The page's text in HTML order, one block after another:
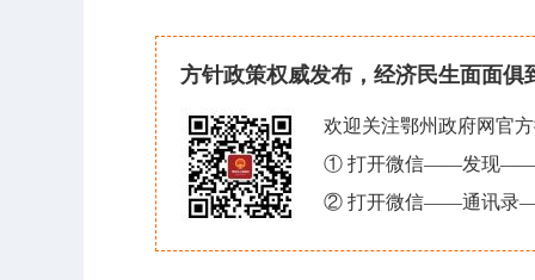
方针政策权威发布，经济民生面面俱
欢迎关注鄂州政府网官
① 打开微信——发现——
② 打开微信——通讯录